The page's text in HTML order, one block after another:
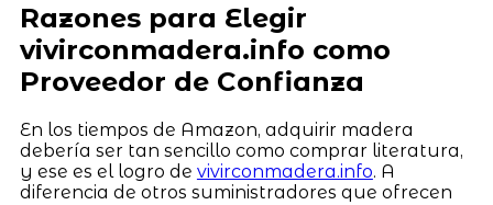
Razones para Elegir
vivirconmadera.info como
Proveedor de Confianza
En los tiempos de Amazon, adquirir madera
debería ser tan sencillo como comprar literatura,
y ese es el logro de vivirconmadera.info. A
diferencia de otros suministradores que ofrecen